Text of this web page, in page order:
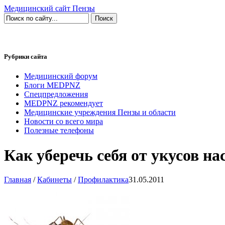
Медицинский сайт Пензы
Рубрики сайта
Медицинский форум
Блоги MEDPNZ
Спецпредложения
MEDPNZ рекомендует
Медицинские учреждения Пензы и области
Новости со всего мира
Полезные телефоны
Как уберечь себя от укусов
Главная /Кабинеты /Профилактика31.05.2011